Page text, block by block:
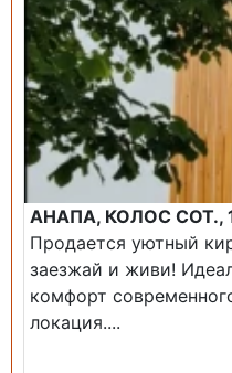
АНАПА, КОЛОС СОТ.,
Продается уютный
заезжай и живи!
комфорт
локация....